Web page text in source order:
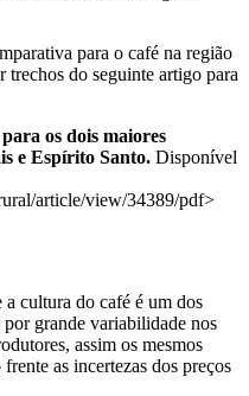
para o café na região
do seguinte artigo para
os dois maiores
e Espírito Santo. Disponível
article/view/34389/pdf>
cultura do café é um dos
por grande variabilidade nos
assim os mesmos
as incertezas dos preços